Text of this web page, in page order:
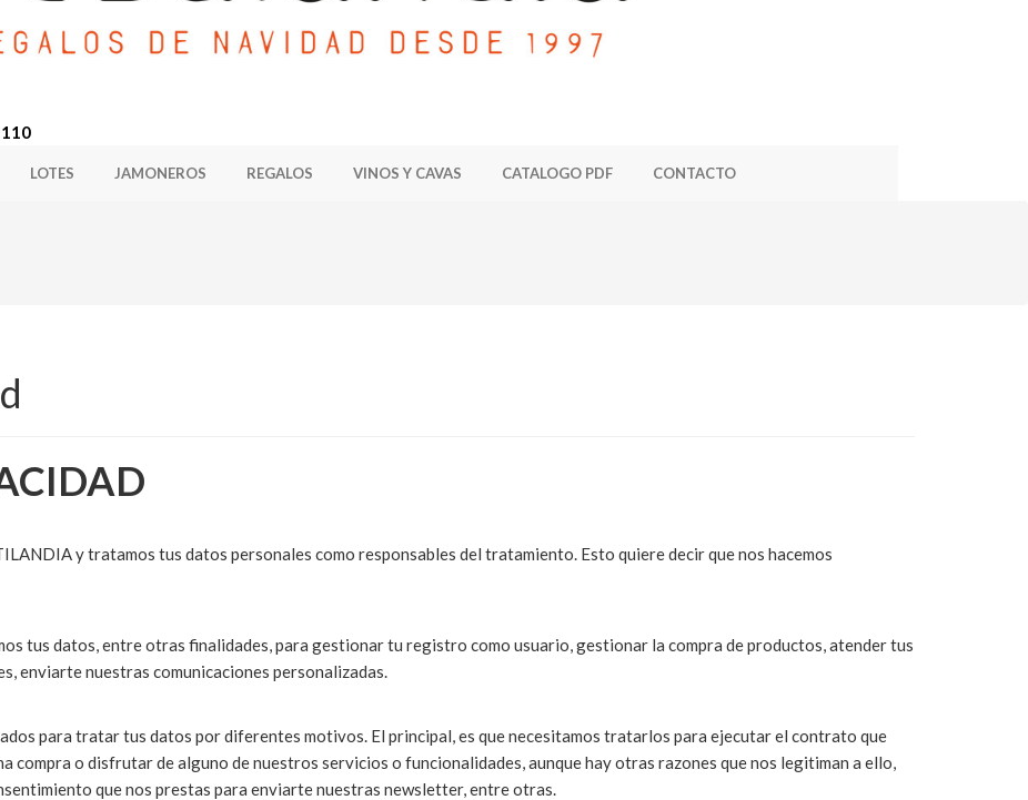
LOTES JAMONEROS REGALOS VINOS Y CAVAS CATALOGO PDF CONTACTO
y tratamos tus datos personales como responsables del tratamiento. Esto quiere decir que nos hacemos
tus datos, entre otras finalidades, para gestionar tu registro como usuario, gestionar la compra de productos, atender tus
enviarte nuestras comunicaciones personalizadas.
para tratar tus datos por diferentes motivos. El principal, es que necesitamos tratarlos para ejecutar el contrato que
compra o disfrutar de alguno de nuestros servicios o funcionalidades, aunque hay otras razones que nos legitiman a ello,
que nos prestas para enviarte nuestras newsletter, entre otras.